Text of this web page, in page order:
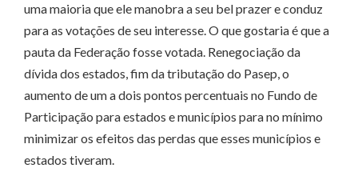
uma maioria que ele manobra a seu bel prazer e conduz
para as votações de seu interesse. O que gostaria é que a
pauta da Federação fosse votada. Renegociação da
dívida dos estados, fim da tributação do Pasep, o
aumento de um a dois pontos percentuais no Fundo de
Participação para estados e municípios para no mínimo
minimizar os efeitos das perdas que esses municípios e
estados tiveram.